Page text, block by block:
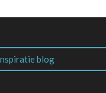
blog